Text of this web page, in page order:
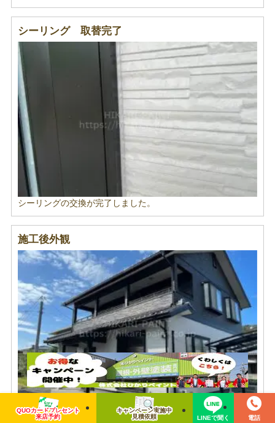
シーリング 取替完了
シーリングの交換が完了しました。
施工後外観
施工後の外観です。
QUOカードプレセント
来店予約
キャンペーン実施中
見積依頼
LINEで聞く 電話